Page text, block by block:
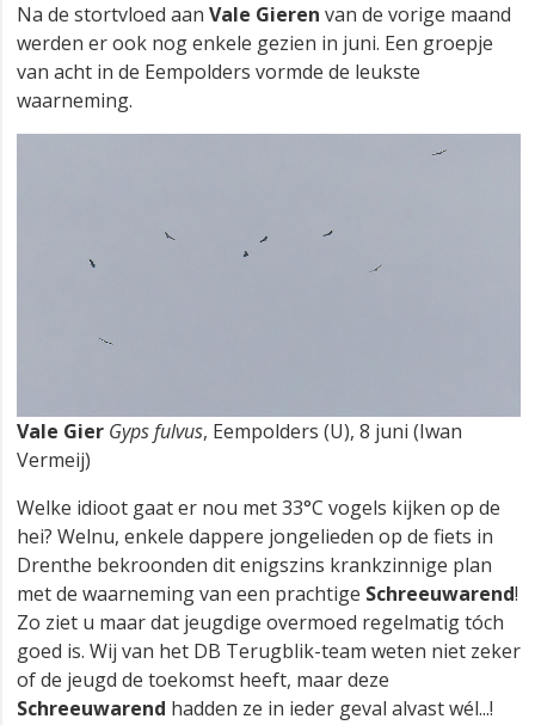
Na de stortvloed aan Vale Gieren van de vorige maand
werden er ook nog enkele gezien in juni. Een groepje
van acht in de Eempolders vormde de leukste
waarneming.
Vale Gier Gyps fulvus, Eempolders (U), 8 juni (Iwan
Vermeij)
Welke idioot gaat er nou met 33°C vogels kijken op de
hei? Welnu, enkele dappere jongelieden op de fiets in
Drenthe bekroonden dit enigszins krankzinnige plan
met de waarneming van een prachtige Schreeuwarend!
Zo ziet u maar dat jeugdige overmoed regelmatig tóch
goed is. Wij van het DB Terugblik-team weten niet zeker
of de jeugd de toekomst heeft, maar deze
Schreeuwarend hadden ze in ieder geval alvast wél...!